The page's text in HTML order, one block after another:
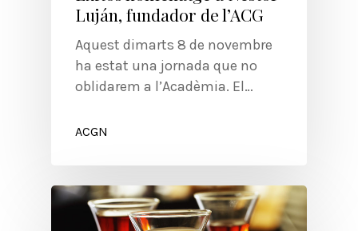
Luján, fundador de l’ACG
Aquest dimarts 8 de novembre
ha estat una jornada que no
oblidarem a l’Acadèmia. El…
ACGN